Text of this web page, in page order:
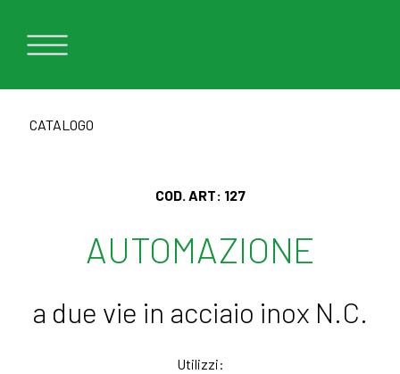
CATALOGO
COD. ART: 127
AUTOMAZIONE
a due vie in acciaio inox N.C.
Utilizzi: